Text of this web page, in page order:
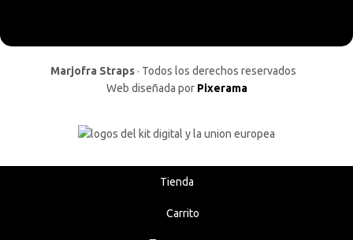
Marjofra Straps · Todos los derechos reservados
Web diseñada por Pixerama
Tienda
Carrito